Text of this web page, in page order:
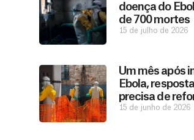
doença do
de 700 mortes
15 de julho de 2026
Um mês após
Ebola,
precisa de
15 de junho de 2026